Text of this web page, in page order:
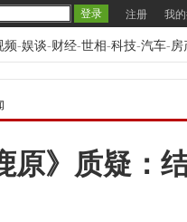
注册 我
频-娱谈-财经-世相-科技-汽车-房
原》质疑：